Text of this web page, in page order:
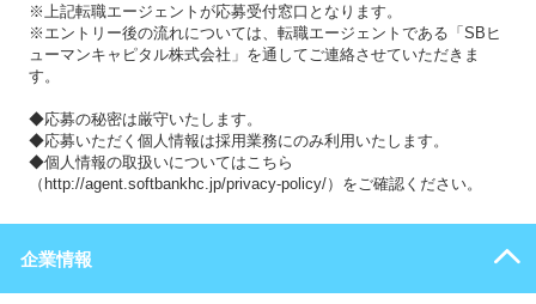
※上記転職エージェントが応募受付窓口となります。
※エントリー後の流れについては、転職エージェントである「SBヒ
ューマンキャピタル株式会社」を通してご連絡させていただきま
す。
◆応募の秘密は厳守いたします。
◆応募いただく個人情報は採用業務にのみ利用いたします。
◆個人情報の取扱いについてはこちら
（http://agent.softbankhc.jp/privacy-policy/）をご確認ください。
企業情報